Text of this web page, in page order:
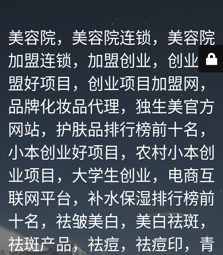
美容院，美容院连锁，美容院
加盟连锁，加盟创业，创业加
盟好项目，创业项目加盟网，
品牌化妆品代理，独生美官方
网站，护肤品排行榜前十名，
小本创业好项目，农村小本创
业项目，大学生创业，电商互
联网平台，补水保湿排行榜前
十名，祛皱美白，美白祛斑，
祛斑产品，祛痘，祛痘印，青